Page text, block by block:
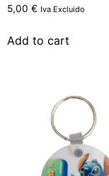
5,00 € Iva Excluido
Add to cart